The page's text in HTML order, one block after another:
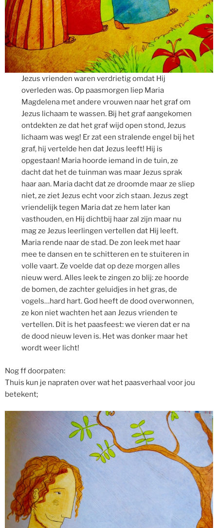
Jezus vrienden waren verdrietig omdat Hij
overleden was. Op paasmorgen liep Maria
Magdelena met andere vrouwen naar het graf om
Jezus lichaam te wassen. Bij het graf aangekomen
ontdekten ze dat het graf wijd open stond, Jezus
lichaam was weg! Er zat een stralende engel bij het
graf, hij vertelde hen dat Jezus leeft! Hij is
opgestaan! Maria hoorde iemand in de tuin, ze
dacht dat het de tuinman was maar Jezus sprak
haar aan. Maria dacht dat ze droomde maar ze sliep
niet, ze ziet Jezus echt voor zich staan. Jezus zegt
vriendelijk tegen Maria dat ze hem later kan
vasthouden, en Hij dichtbij haar zal zijn maar nu
mag ze Jezus leerlingen vertellen dat Hij leeft.
Maria rende naar de stad. De zon leek met haar
mee te dansen en te schitteren en te stuiteren in
volle vaart. Ze voelde dat op deze morgen alles
nieuw werd. Alles leek te zingen zo blij: ze hoorde
de bomen, de zachter geluidjes in het gras, de
vogels…hard hart. God heeft de dood overwonnen,
ze kon niet wachten het aan Jezus vrienden te
vertellen. Dit is het paasfeest: we vieren dat er na
de dood nieuw leven is. Het was donker maar het
wordt weer licht!
Nog ff doorpaten:
Thuis kun je napraten over wat het paasverhaal voor jou
betekent;